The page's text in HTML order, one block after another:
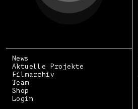
News
Aktuelle Projekte
Filmarchiv
Team
Shop
Login